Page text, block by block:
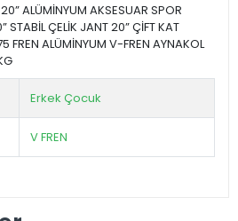
ALÜMİNYUM AKSESUAR SPOR
STABİL ÇELİK JANT 20” ÇİFT KAT
FREN ALÜMİNYUM V-FREN AYNAKOL
Erkek Çocuk
V FREN